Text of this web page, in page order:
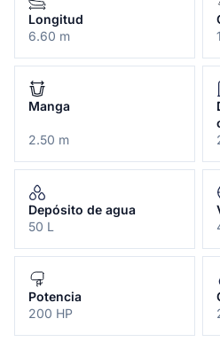
Longitud
6.60 m
Manga
2.50 m
Depósito de agua
50 L
Potencia
200 HP